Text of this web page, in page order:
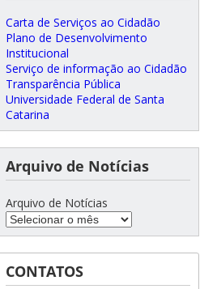
Carta de Serviços ao Cidadão
Plano de Desenvolvimento
Institucional
Serviço de informação ao Cidadão
Transparência Pública
Universidade Federal de Santa
Catarina
Arquivo de Notícias
Arquivo de Notícias
CONTATOS